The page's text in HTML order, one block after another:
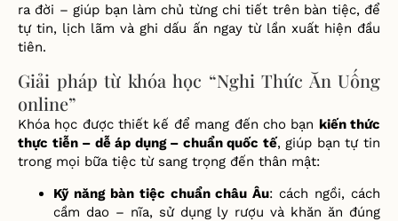
ra đời – giúp bạn làm chủ từng chi tiết trên bàn tiệc, để
tự tin, lịch lãm và ghi dấu ấn ngay từ lần xuất hiện đầu
tiên.
Giải pháp từ khóa học “Nghi Thức Ăn Uống
online”
Khóa học được thiết kế để mang đến cho bạn kiến thức
thực tiễn – dễ áp dụng – chuẩn quốc tế, giúp bạn tự tin
trong mọi bữa tiệc từ sang trọng đến thân mật:
Kỹ năng bàn tiệc chuẩn châu Âu: cách ngồi, cách
cầm dao – nĩa, sử dụng ly rượu và khăn ăn đúng